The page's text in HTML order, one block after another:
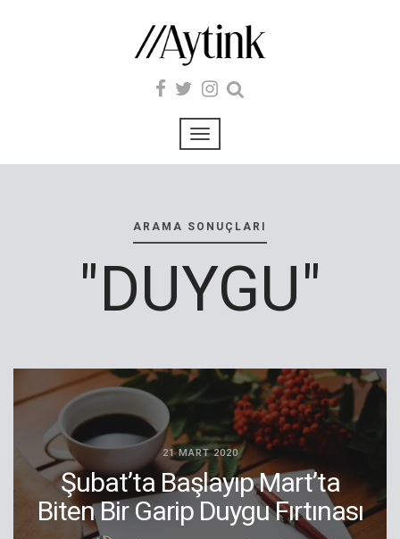
ARAMA SONUÇLARI
"DUYGU"
21 MART 2020
Şubat’ta Başlayıp Mart’ta
Biten Bir Garip Duygu Fırtınası